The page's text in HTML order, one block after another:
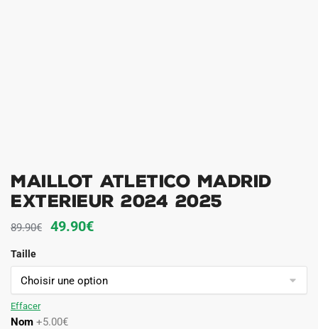
Maillot Atletico Madrid
Exterieur 2024 2025
89.90€
Le
initial
était :
49.90€Le
actuel
est :
Taille
Effacer
Nom +5.00€